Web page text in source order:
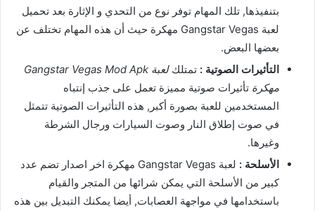
بتنفيذها, تلك المهام توفر نوع من التحدي و الإثارة بعد تحميل
لعبة Gangstar Vegas مهكرة حيث أن هذه المهام تختلف عن
بعضها البعض.
التأثيرات الصوتية : تمتلك
لعبة Gangstar Vegas Mod Apk
مهكرة تأثيرات صوتية مميزة تعمل على جذب إنتباه
المستخدمين للعبة بصورة أكبر, هذه التأثيرات الصوتية تتمثل
في صوت إطلاق النار وصوت السيارات ورجال الشرطة
وغيرها.
الأسلحة :
لعبة Gangstar Vegas مهكرة اخر اصدار تضم عدد
كبير من الأسلحة التي يمكن شرائها من المتجر والقيام
باستخدامها في مواجهة العصابات, أيضا يمكنك التبديل بين هذه